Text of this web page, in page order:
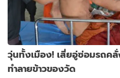
วุ่นทั้งเมือง! เสี่ยอู่ซ่อมรถค
ทำลายข้าวของวัด